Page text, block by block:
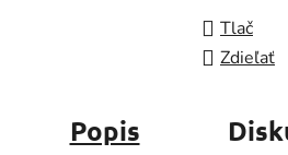
Tlač
Zdieľať
Popis